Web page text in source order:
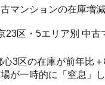
マンションの在庫増
心3区の在庫が前年比
が一時的に「窒息」し